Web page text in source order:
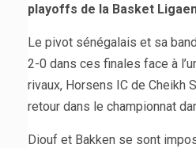
playoffs de la Basket
Le pivot sénégalais et sa
2-0 dans ces finales face à
rivaux, Horsens IC de Cheikh
retour dans le championnat
Diouf et Bakken se sont